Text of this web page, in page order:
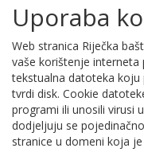
Uporaba
Web stranica Riječka
vaše korištenje interneta
tekstualna datoteka koju
tvrdi disk. Cookie
programi ili unosili virusi
dodjeljuju se
stranice u domeni koja